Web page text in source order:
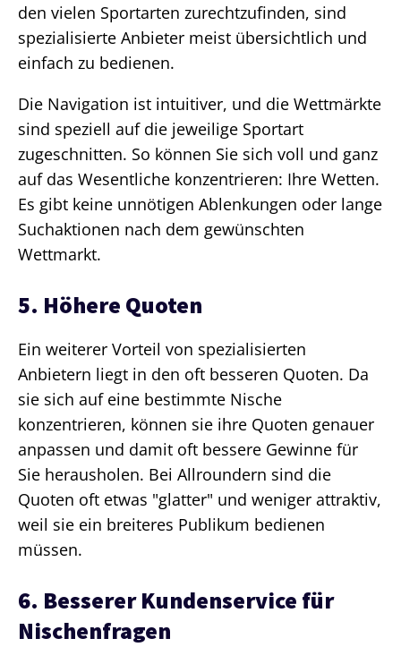
den vielen Sportarten zurechtzufinden, sind
spezialisierte Anbieter meist übersichtlich und
einfach zu bedienen.
Die Navigation ist intuitiver, und die Wettmärkte
sind speziell auf die jeweilige Sportart
zugeschnitten. So können Sie sich voll und ganz
auf das Wesentliche konzentrieren: Ihre Wetten.
Es gibt keine unnötigen Ablenkungen oder lange
Suchaktionen nach dem gewünschten
Wettmarkt.
5. Höhere Quoten
Ein weiterer Vorteil von spezialisierten
Anbietern liegt in den oft besseren Quoten. Da
sie sich auf eine bestimmte Nische
konzentrieren, können sie ihre Quoten genauer
anpassen und damit oft bessere Gewinne für
Sie herausholen. Bei Allroundern sind die
Quoten oft etwas "glatter" und weniger attraktiv,
weil sie ein breiteres Publikum bedienen
müssen.
6. Besserer Kundenservice für
Nischenfragen